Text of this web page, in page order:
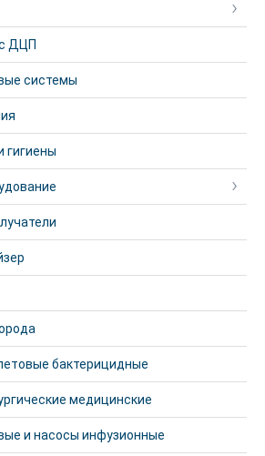
ДЦП
системы
гигиены
бактерицидные
медицинские
и насосы инфузионные